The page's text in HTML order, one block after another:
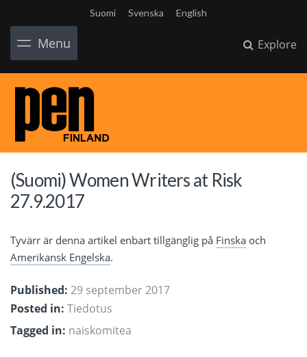
Suomi Svenska English
Menu Explore
(Suomi) Women Writers at Risk
27.9.2017
Tyvärr är denna artikel enbart tillgänglig på Finska och
Amerikansk Engelska.
Published: 29 september 2017
Posted in: Tiedotus
Tagged in: naiskomitea